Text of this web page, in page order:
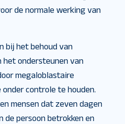
de normale werking van
bij het behoud van
het ondersteunen van
megaloblastaire
onder controle te houden.
mensen dat zeven dagen
de persoon betrokken en